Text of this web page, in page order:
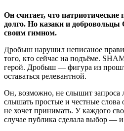
Он считает, что патриотические
долго. Но казаки и
своим гимном.
Дробыш нарушил неписаное
того, кто сейчас на подъёме.
герой. Дробыш — фигура из
оставаться релевантной.
Он, возможно, не слышит запроса
слышать простые и честные
не хочет принимать. У каждого
случае публика сделала выбор —